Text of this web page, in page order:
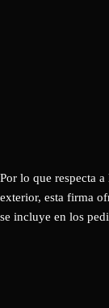
Por lo que respecta
exterior, esta firma
se incluye en los